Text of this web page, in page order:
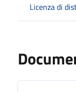
Licenza di